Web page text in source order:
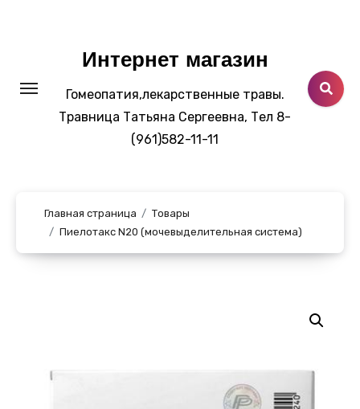
Интернет магазин
Гомеопатия,лекарственные травы.
Травница Татьяна Сергеевна, Тел 8-
(961)582-11-11
Главная страница
Товары
Пиелотакс N20 (мочевыделительная система)